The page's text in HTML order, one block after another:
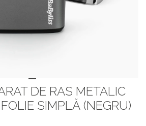
DE RAS METALIC
SIMPLĂ (NEGRU)